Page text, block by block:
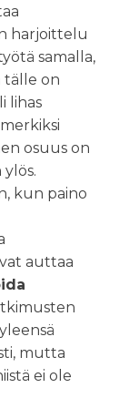
harjoittelu
samalla,
tälle on
lihas
osuus on
kun paino
auttaa
mutta
ei ole